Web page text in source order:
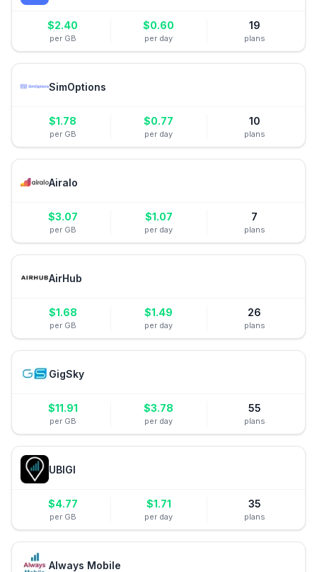
$2.40
per GB
$0.60
per day
19
plans
SimOptions
$1.78
per GB
$0.77
per day
10
plans
Airalo
$3.07
per GB
$1.07
per day
7
plans
AirHub
$1.68
per GB
$1.49
per day
26
plans
GigSky
$11.91
per GB
$3.78
per day
55
plans
UBIGI
$4.77
per GB
$1.71
per day
35
plans
Always Mobile